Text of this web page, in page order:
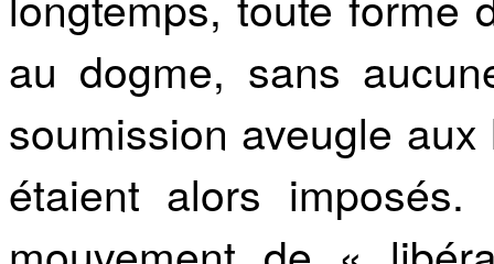
au dogme, sans
soumission aveugle
étaient alors